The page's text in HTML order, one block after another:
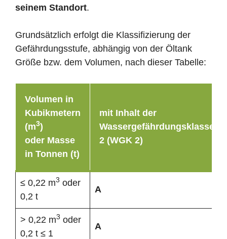
seinem Standort.
Grundsätzlich erfolgt die Klassifizierung der
Gefährdungsstufe, abhängig von der Öltank
Größe bzw. dem Volumen, nach dieser Tabelle:
Volumen in
Kubikmetern
(m3)
oder Masse
in Tonnen (t)
mit Inhalt der
Wassergefährdungsklasse
2 (WGK 2)
≤ 0,22 m3 oder
0,2 t
A
> 0,22 m3 oder
0,2 t ≤ 1
A